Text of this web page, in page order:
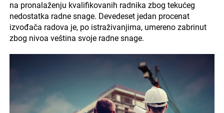
na pronalaženju kvalifikovanih radnika zbog tekućeg
nedostatka radne snage. Devedeset jedan procenat
izvođača radova je, po istraživanjima, umereno zabrinut
zbog nivoa veština svoje radne snage.